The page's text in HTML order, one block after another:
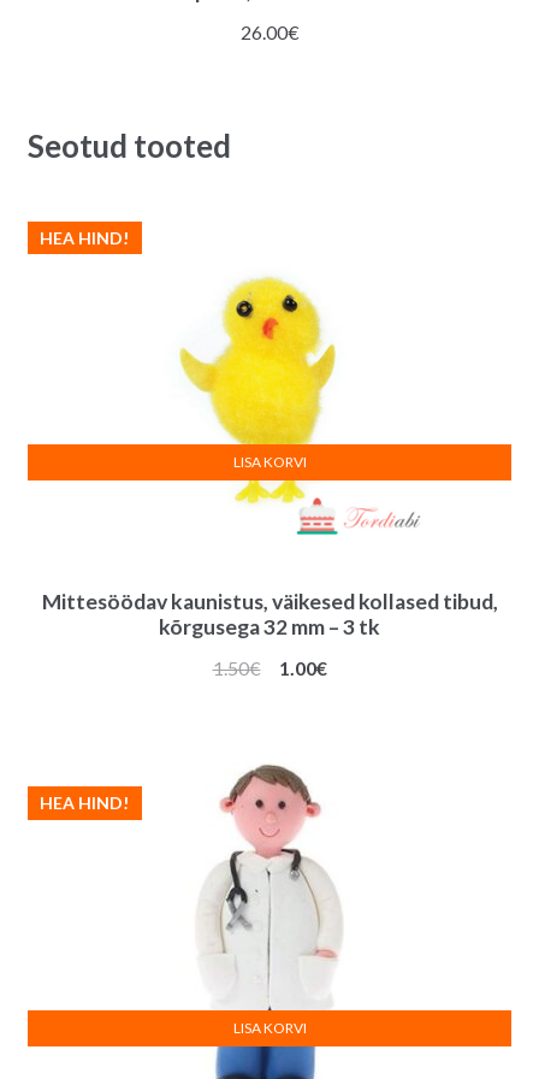
26.00€
Seotud tooted
Mittesöödav kaunistus, väikesed kollased tibud,
kõrgusega 32 mm – 3 tk
HEA HIND!
1.50€
Algne
1.00€Praegune
LISA KORVI
HEA HIND!
LISA KORVI